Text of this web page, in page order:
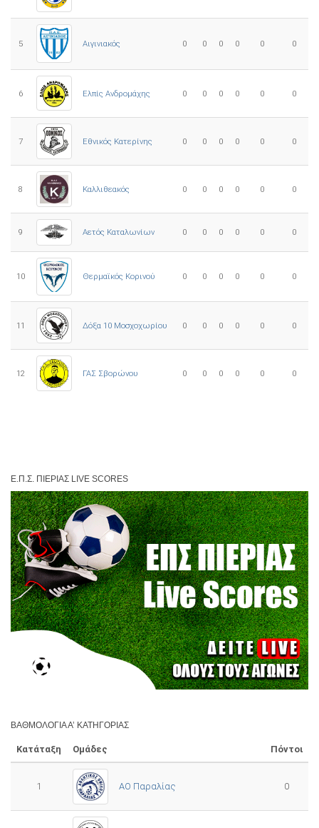
5 Αιγινιακός 0 0 0 0 0 0
6 Ελπίς Ανδρομάχης 0 0 0 0 0 0
7 Εθνικός Κατερίνης 0 0 0 0 0 0
8 Καλλιθεακός 0 0 0 0 0 0
9 Αετός Καταλωνίων 0 0 0 0 0 0
10 Θερμαϊκός Κορινού 0 0 0 0 0 0
11 Δόξα 10 Μοσχοχωρίου 0 0 0 0 0 0
12 ΓΑΣ Σβορώνου 0 0 0 0 0 0
Ε.Π.Σ. ΠΙΕΡΊΑΣ LIVE SCORES
ΒΑΘΜΟΛΟΓΊΑ Α’ ΚΑΤΗΓΟΡΊΑΣ
Κατάταξη Ομάδες Πόντοι
1 ΑΟ Παραλίας 0